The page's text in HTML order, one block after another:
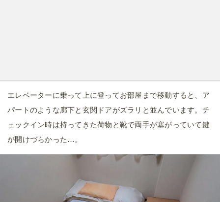
エレベーターに乗って上に登ってお部屋まで移動すると、ア
パートのような廊下と玄関ドアがズラリと並んでいます。チ
ェックイン時は持ってきた荷物と靴で両手が塞がっていて鍵
が開けづらかった…。